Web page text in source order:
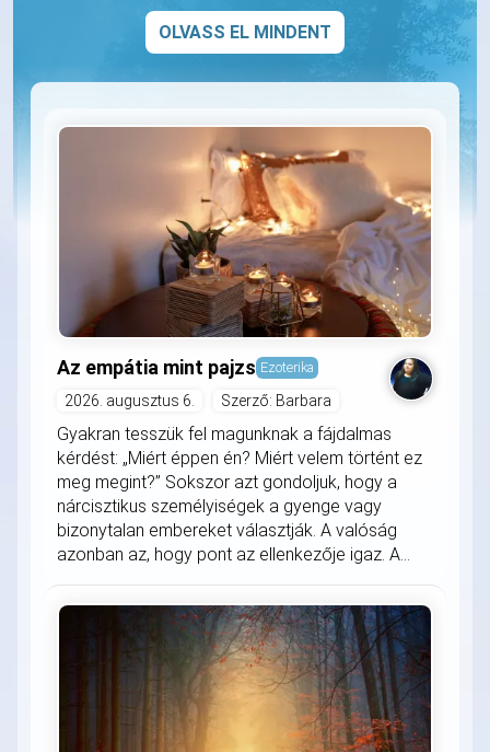
OLVASS EL MINDENT
Az empátia mint pajzs Ezoterika
2026. augusztus 6. Szerző: Barbara
Gyakran tesszük fel magunknak a fájdalmas
kérdést: „Miért éppen én? Miért velem történt ez
meg megint?” Sokszor azt gondoljuk, hogy a
nárcisztikus személyiségek a gyenge vagy
bizonytalan embereket választják. A valóság
azonban az, hogy pont az ellenkezője igaz. A...